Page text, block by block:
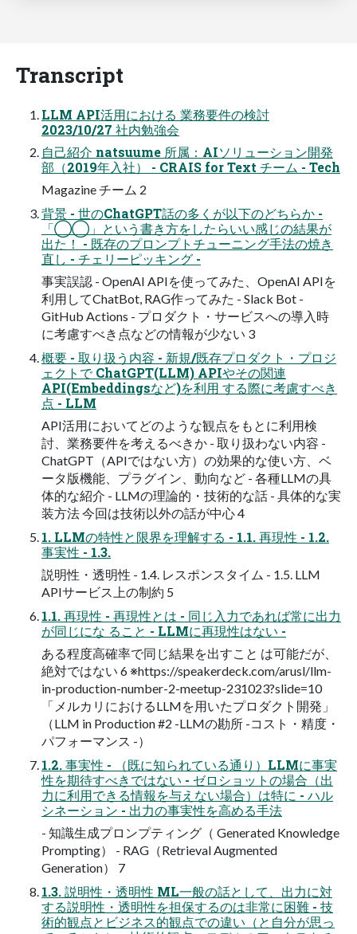
Transcript
LLM API活用における 業務要件の検討
2023/10/27 社内勉強会
自己紹介 natsuume 所属：AIソリューション開発
部（2019年入社） - CRAIS for Text チーム - Tech
Magazine チーム 2
背景 - 世のChatGPT話の多くが以下のどちらか -
「◯◯」という書き方をしたらいい感じの結果が
出た！ - 既存のプロンプトチューニング手法の焼き
直し - チェリーピッキング -
事実誤認 - OpenAI APIを使ってみた、OpenAI APIを
利用してChatBot, RAG作ってみた - Slack Bot -
GitHub Actions - プロダクト・サービスへの導入時
に考慮すべき点などの情報が少ない 3
概要 - 取り扱う内容 - 新規/既存プロダクト・プロジ
ェクトで ChatGPT(LLM) APIやその関連
API(Embeddingsなど)を利用 する際に考慮すべき
点 - LLM
API活用においてどのような観点をもとに利用検
討、業務要件を考えるべきか - 取り扱わない内容 -
ChatGPT（APIではない方）の効果的な使い方、ベ
ータ版機能、プラグイン、動向など - 各種LLMの具
体的な紹介 - LLMの理論的・技術的な話 - 具体的な実
装方法 今回は技術以外の話が中心 4
1. LLMの特性と限界を理解する - 1.1. 再現性 - 1.2.
事実性 - 1.3.
説明性・透明性 - 1.4. レスポンスタイム - 1.5. LLM
APIサービス上の制約 5
1.1. 再現性 - 再現性とは - 同じ入力であれば常に出力
が同じにな ること - LLMに再現性はない -
ある程度高確率で同じ結果を出すこと は可能だが、
絶対ではない 6 ※https://speakerdeck.com/arusl/llm-
in-production-number-2-meetup-231023?slide=10
「メルカリにおけるLLMを用いたプロダクト開発」
（LLM in Production #2 -LLMの勘所 -コスト・精度・
パフォーマンス -）
1.2. 事実性 - （既に知られている通り）LLMに事実
性を期待すべきではない - ゼロショットの場合（出
力に利用できる情報を与えない場合）は特に - ハル
シネーション - 出力の事実性を高める手法
- 知識生成プロンプティング（ Generated Knowledge
Prompting） - RAG（Retrieval Augmented
Generation） 7
1.3. 説明性・透明性 ML一般の話として、出力に対
する説明性・透明性を担保するのは非常に困難 - 技
術的観点とビジネス的観点での違い（と自分が思っ